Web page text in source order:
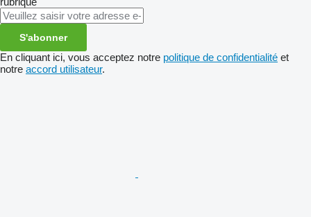
S'abonner
En cliquant ici, vous acceptez notre politique de confidentialité et
notre accord utilisateur.